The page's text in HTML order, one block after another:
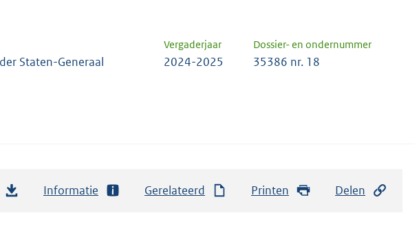
Vergaderjaar Dossier- en ondernummer
Staten-Generaal 2024-2025 35386 nr. 18
Informatie Gerelateerd Printen Delen